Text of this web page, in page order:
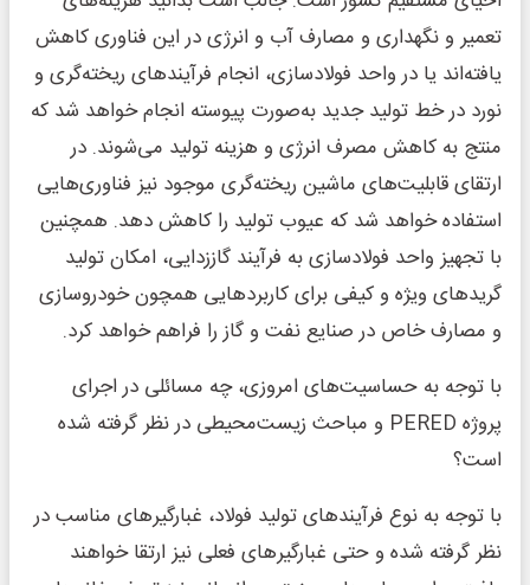
تعمیر و نگهداری و مصارف آب و انرژی در این فناوری کاهش
یافته‌‌اند یا در واحد فولادسازی، انجام فرآیندهای ریخته‌‌گری و
نورد در خط تولید جدید به‌‌صورت پیوسته انجام خواهد شد که
منتج به کاهش مصرف انرژی و هزینه تولید می‌‌شوند. در
ارتقای قابلیت‌‌های ماشین ریخته‌‌گری موجود نیز فناوری‌‌هایی
استفاده خواهد شد که عیوب تولید را کاهش دهد. همچنین
با تجهیز واحد فولادسازی به فرآیند گاززدایی، امکان تولید
گریدهای ویژه و کیفی برای کاربردهایی همچون خودروسازی
و مصارف خاص در صنایع نفت و گاز را فراهم خواهد کرد.
با توجه به حساسیت‌‌های امروزی، چه مسائلی در اجرای
پروژه PERED و مباحث زیست‌‌محیطی در نظر گرفته شده
است؟
با توجه به نوع فرآیندهای تولید فولاد، غبارگیرهای مناسب در
نظر گرفته شده و حتی غبارگیرهای فعلی نیز ارتقا خواهند